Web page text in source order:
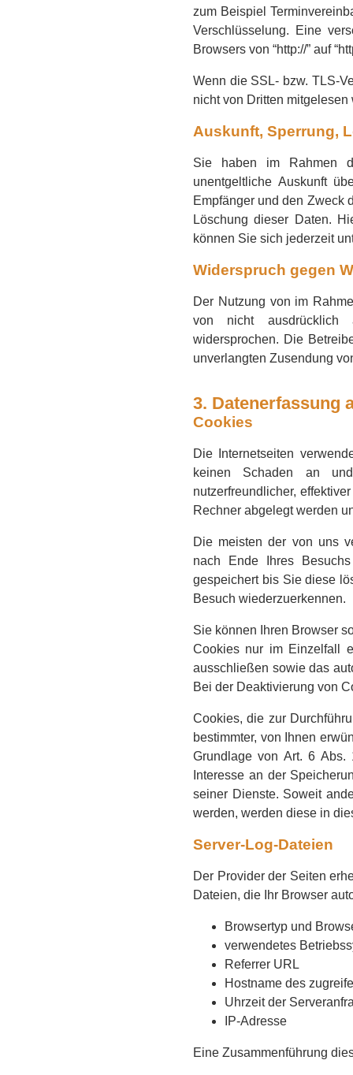
zum Beispiel
Verschlüsselung. Eine
Browsers von “http://” auf
Wenn die SSL- bzw. TLS-
nicht von Dritten mitgelesen
Auskunft, Sperrung,
Sie haben im Rahmen
unentgeltliche Auskunft
Empfänger und den Zweck
Löschung dieser Daten.
können Sie sich jederzeit
Widerspruch gegen
Der Nutzung von im
von nicht ausdrücklich
widersprochen. Die
unverlangten Zusendung
3. Datenerfassung
Cookies
Die Internetseiten
keinen Schaden an
nutzerfreundlicher,
Rechner abgelegt werden
Die meisten der von uns
nach Ende Ihres
gespeichert bis Sie diese
Besuch wiederzuerkennen.
Sie können Ihren Browser
Cookies nur im Einzelfall
ausschließen sowie das
Bei der Deaktivierung von
Cookies, die zur
bestimmter, von Ihnen
Grundlage von Art. 6 Abs.
Interesse an der
seiner Dienste. Soweit
werden, werden diese in
Server-Log-Dateien
Der Provider der Seiten
Dateien, die Ihr Browser
Browsertyp und
verwendetes
Referrer URL
Hostname des
Uhrzeit der
IP-Adresse
Eine Zusammenführung